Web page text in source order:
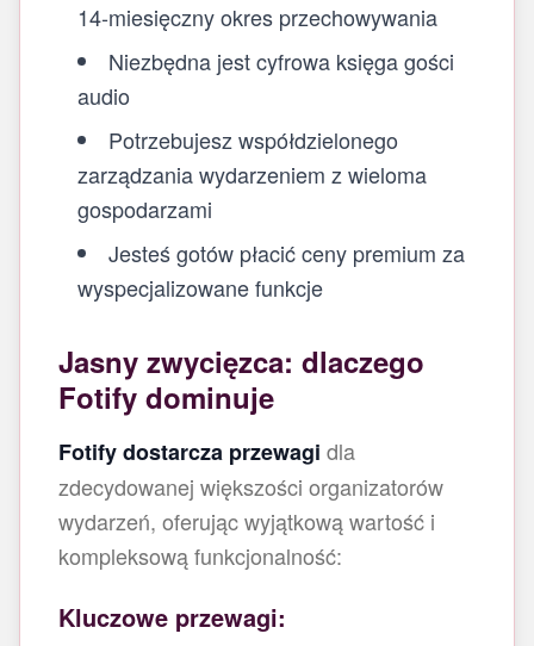
14‑miesięczny okres przechowywania
Niezbędna jest cyfrowa księga gości
audio
Potrzebujesz współdzielonego
zarządzania wydarzeniem z wieloma
gospodarzami
Jesteś gotów płacić ceny premium za
wyspecjalizowane funkcje
Jasny zwycięzca: dlaczego
Fotify dominuje
Fotify dostarcza przewagi dla
zdecydowanej większości organizatorów
wydarzeń, oferując wyjątkową wartość i
kompleksową funkcjonalność:
Kluczowe przewagi: